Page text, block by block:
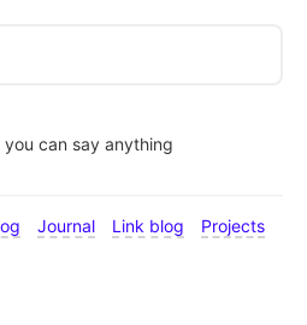
can say anything
Journal Link blog
Projects